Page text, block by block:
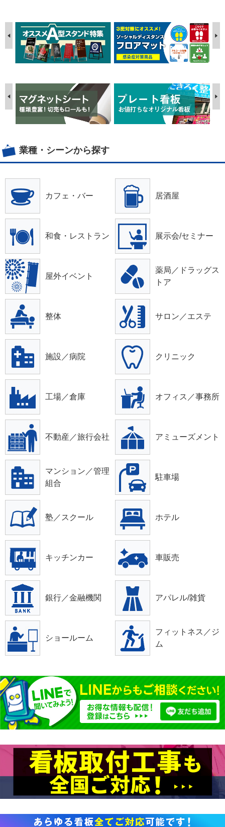
業種・シーンから探す
カフェ・バー 居酒屋
和食・レストラン 展示会/セミナー
屋外イベント
薬局／ドラッグス
トア
整体 サロン／エステ
施設／病院 クリニック
工場／倉庫 オフィス／事務所
不動産／旅行会社 アミューズメント
マンション／管理
組合
駐車場
塾／スクール ホテル
キッチンカー 車販売
銀行／金融機関 アパレル/雑貨
ショールーム
フィットネス／ジ
ム